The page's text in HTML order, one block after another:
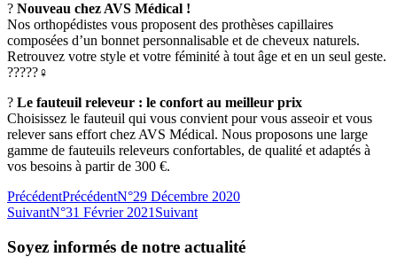
? Nouveau chez AVS Médical !
Nos orthopédistes vous proposent des prothèses capillaires
composées d’un bonnet personnalisable et de cheveux naturels.
Retrouvez votre style et votre féminité à tout âge et en un seul geste.
?‍??‍??‍♀️
? Le fauteuil releveur : le confort au meilleur prix
Choisissez le fauteuil qui vous convient pour vous asseoir et vous
relever sans effort chez AVS Médical. Nous proposons une large
gamme de fauteuils releveurs confortables, de qualité et adaptés à
vos besoins à partir de 300 €.
PrécédentPrécédentN°29 Décembre 2020
SuivantN°31 Février 2021 Suivant
Soyez informés de notre actualité